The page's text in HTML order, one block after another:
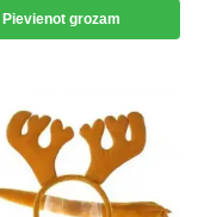
Pievienot grozam